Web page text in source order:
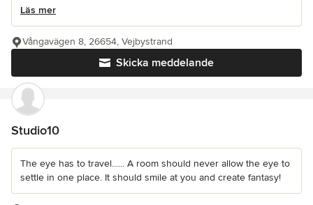
Läs mer
Skicka meddelande
Vångavägen 8, 26654, Vejbystrand
Studio10
The eye has to travel...... A room should never allow the eye to
settle in one place. It should smile at you and create fantasy!